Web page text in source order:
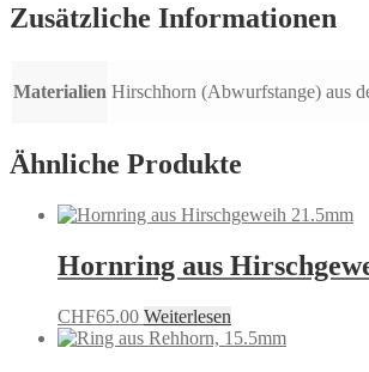
Zusätzliche Informationen
Materialien Hirschhorn (Abwurfstange) aus
Ähnliche Produkte
Hornring aus
CHF65.00 Weiterlesen